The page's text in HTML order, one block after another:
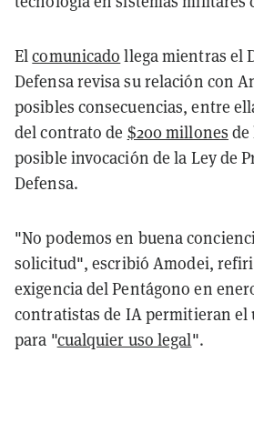
Elcomunicado llega mientras el
Defensa revisa su relación con
posibles consecuencias, entre
del contrato de $200 millones de
posible invocación de la Ley de
Defensa.
"No podemos en buena
solicitud", escribió Amodei,
exigencia del Pentágono en
contratistas de IA permitieran el
para "cualquier uso legal".